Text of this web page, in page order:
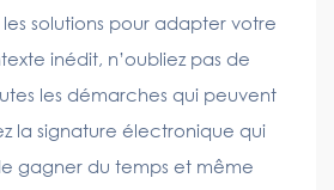
solutions pour adapter votre
inédit, n’oubliez pas de
les démarches qui peuvent
la signature électronique qui
gagner du temps et même